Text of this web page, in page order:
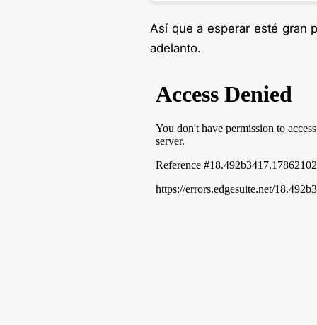
Así que a esperar esté gran
adelanto.